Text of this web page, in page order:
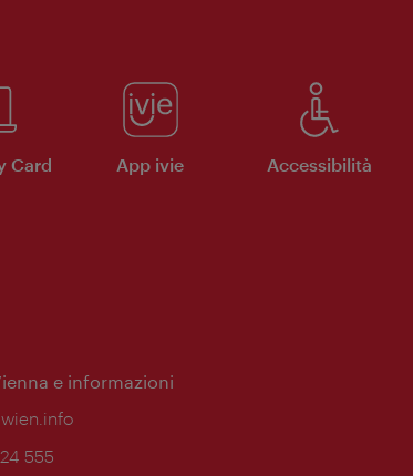
Card App ivie Accessibilità
e informazioni
555